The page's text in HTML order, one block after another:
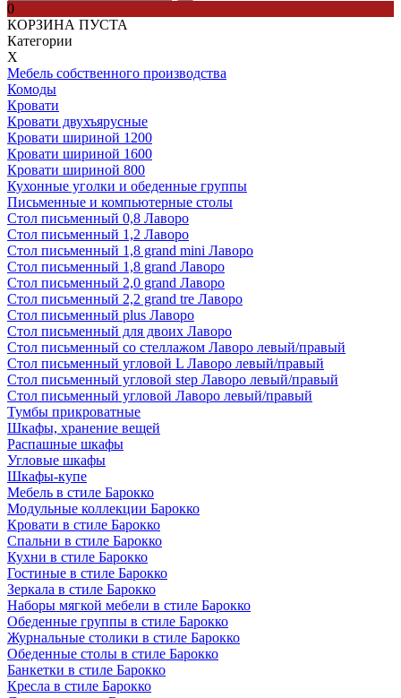
0
КОРЗИНА ПУСТА
Категории
Х
Мебель собственного производства
Комоды
Кровати
Кровати двухъярусные
Кровати шириной 1200
Кровати шириной 1600
Кровати шириной 800
Кухонные уголки и обеденные группы
Письменные и компьютерные столы
Стол письменный 0,8 Лаворо
Стол письменный 1,2 Лаворо
Стол письменный 1,8 grand mini Лаворо
Стол письменный 1,8 grand Лаворо
Стол письменный 2,0 grand Лаворо
Стол письменный 2,2 grand tre Лаворо
Стол письменный plus Лаворо
Стол письменный для двоих Лаворо
Стол письменный со стеллажом Лаворо левый/правый
Стол письменный угловой L Лаворо левый/правый
Стол письменный угловой step Лаворо левый/правый
Стол письменный угловой Лаворо левый/правый
Тумбы прикроватные
Шкафы, хранение вещей
Распашные шкафы
Угловые шкафы
Шкафы-купе
Мебель в стиле Барокко
Модульные коллекции Барокко
Кровати в стиле Барокко
Спальни в стиле Барокко
Кухни в стиле Барокко
Гостиные в стиле Барокко
Зеркала в стиле Барокко
Наборы мягкой мебели в стиле Барокко
Обеденные группы в стиле Барокко
Журнальные столики в стиле Барокко
Обеденные столы в стиле Барокко
Банкетки в стиле Барокко
Кресла в стиле Барокко